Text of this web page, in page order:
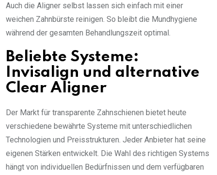
Auch die Aligner selbst lassen sich einfach mit einer
weichen Zahnbürste reinigen. So bleibt die Mundhygiene
während der gesamten Behandlungszeit optimal.
Beliebte Systeme:
Invisalign und alternative
Clear Aligner
Der Markt für transparente Zahnschienen bietet heute
verschiedene bewährte Systeme mit unterschiedlichen
Technologien und Preisstrukturen. Jeder Anbieter hat seine
eigenen Stärken entwickelt. Die Wahl des richtigen Systems
hängt von individuellen Bedürfnissen und dem verfügbaren